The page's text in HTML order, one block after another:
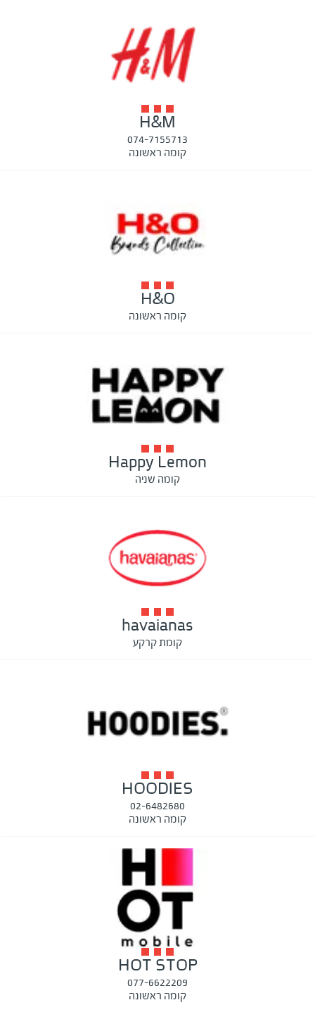
H&M
074-7155713
קומה ראשונה
H&O
קומה ראשונה
Happy Lemon
קומה שניה
havaianas
קומת קרקע
HOODIES
02-6482680
קומה ראשונה
HOT STOP
077-6622209
קומה ראשונה